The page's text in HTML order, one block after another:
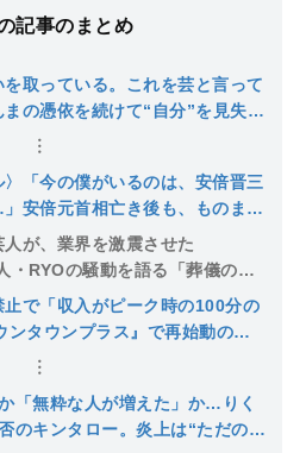
記事のまとめ
を取っている。これを芸と言って
の憑依を続けて“自分”を見失
と思ったことも〈原口あきまさ
〉「今の僕がいるのは、安倍晋三
安倍元首相亡き後も、ものまね
た妻・昭恵さんからの言葉と涙
が、業界を激震させた
・RYOの騒動を語る「葬儀の場
で「収入がピーク時の100分の
タウンプラス』で再始動の松
入も激減したけど、ネガティブ
「無粋な人が増えた」か…りく
のキンタロー。炎上は“ただの